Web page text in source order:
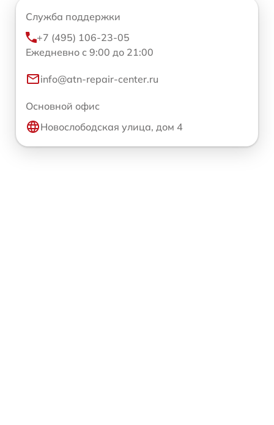
Служба поддержки
+7 (495) 106-23-05
Ежедневно с 9:00 до 21:00
info@atn-repair-center.ru
Основной офис
Новослободская улица, дом 4